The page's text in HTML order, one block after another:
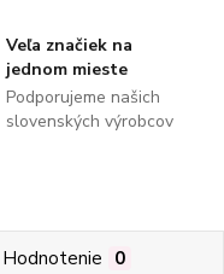
Veľa značiek na
jednom mieste
Podporujeme našich
slovenských výrobcov
Hodnotenie 0